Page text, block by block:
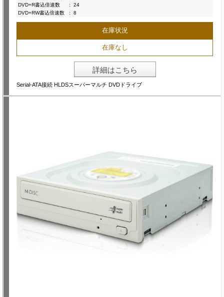
DVD+R書込倍速数
:
24
DVD+RW書込倍速数
: 8
在庫状況
在庫なし
詳細はこちら
Serial-ATA接続 HLDSスーパーマルチ DVDドライブ